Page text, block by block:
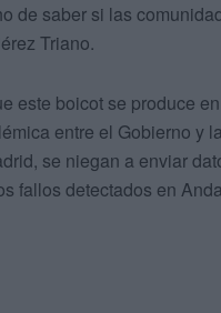
de saber si las
Triano.
este boicot se produce
entre el Gobierno y
se niegan a enviar
fallos detectados en